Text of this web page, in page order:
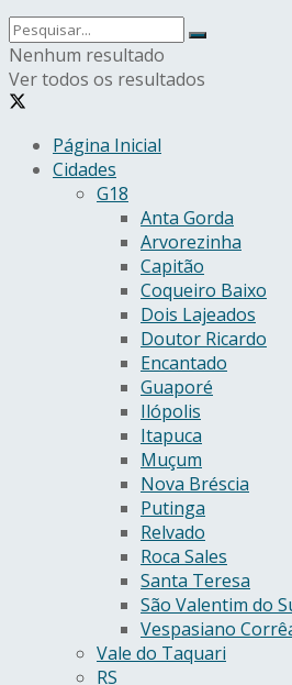
Nenhum resultado
Ver todos os resultados
Página Inicial
Cidades
G18
Anta Gorda
Arvorezinha
Capitão
Coqueiro Baixo
Dois Lajeados
Doutor Ricardo
Encantado
Guaporé
Ilópolis
Itapuca
Muçum
Nova Bréscia
Putinga
Relvado
Roca Sales
Santa Teresa
São Valentim do
Vespasiano
Vale do Taquari
RS